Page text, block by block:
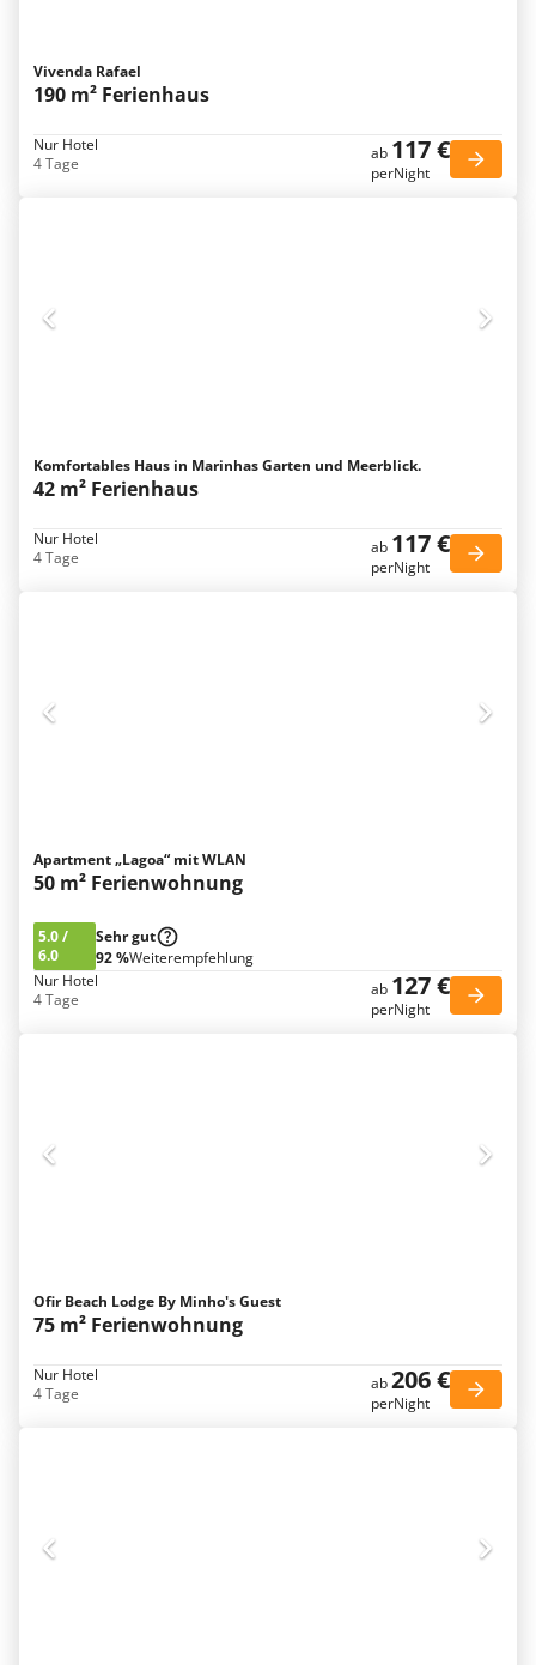
Vivenda Rafael
190 m² Ferienhaus
Nur Hotel
4 Tage
ab 117 €
perNight
Komfortables Haus in Marinhas Garten und Meerblick.
42 m² Ferienhaus
Nur Hotel
4 Tage
ab 117 €
perNight
Apartment „Lagoa“ mit WLAN
50 m² Ferienwohnung
5.0/
6.0
Sehr gut
92 %Weiterempfehlung
Nur Hotel
4 Tage
ab 127 €
perNight
Ofir Beach Lodge By Minho's Guest
75 m² Ferienwohnung
Nur Hotel
4 Tage
ab206 €
perNight